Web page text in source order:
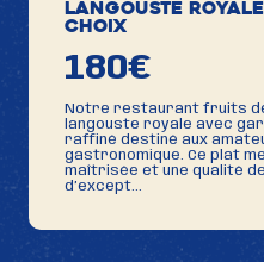
Langouste
choix
180€
Notre restaurant fruits
langouste royale avec
raffiné destiné aux
gastronomique. Ce plat
maîtrisée et une qualité
d’except...